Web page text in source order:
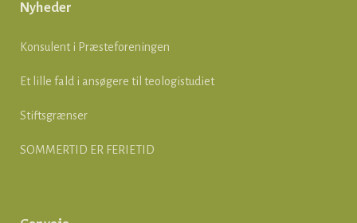
Nyheder
Konsulent i Præsteforeningen
Et lille fald i ansøgere til teologistudiet
Stiftsgrænser
SOMMERTID ER FERIETID